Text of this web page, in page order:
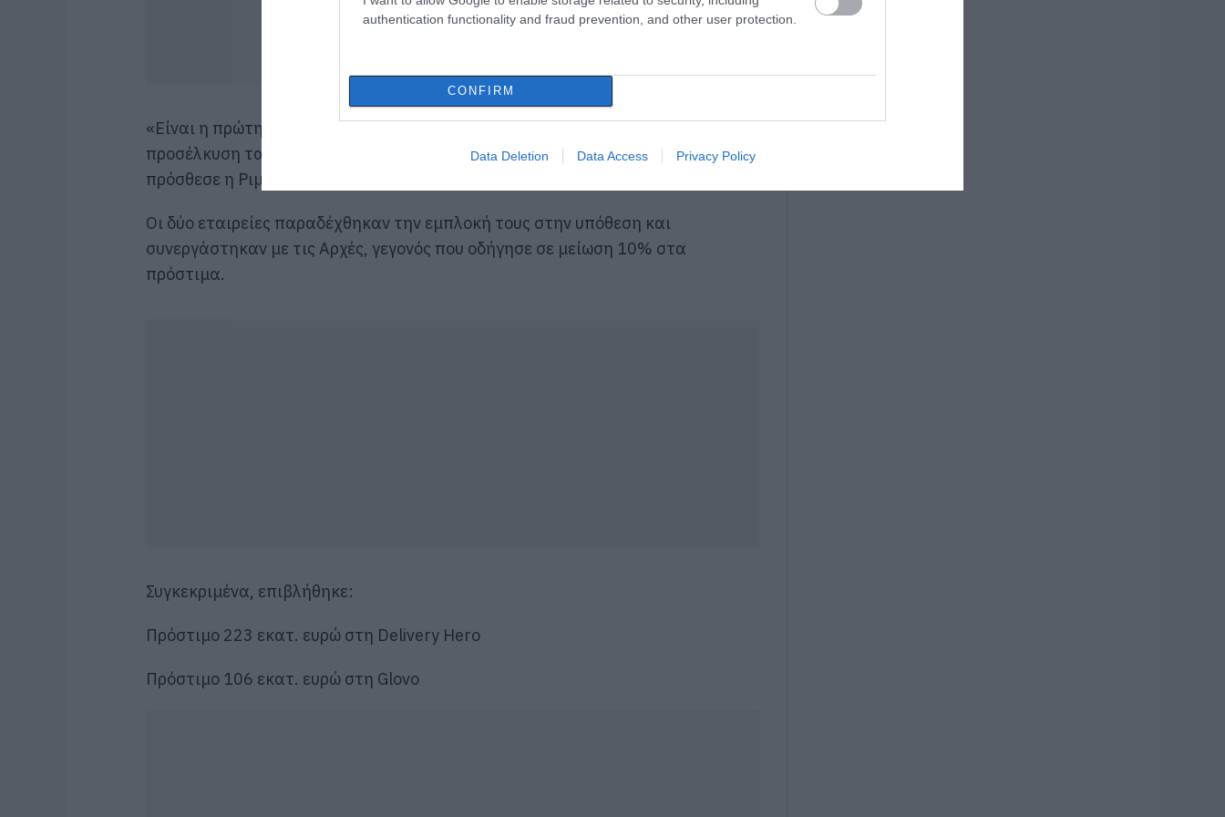
authentication functionality and fraud prevention, and other user protection.
CONFIRM
Data Deletion Data Access Privacy Policy
«Είναι η πρώτη φορά που τιμωρείται η πρακτική παύσης ανταγωνισμού για την
προσέλκυση ταλέντων, μειώνοντας τις ευκαιρίες για τους εργαζόμενους»,
πρόσθεσε η Ριμπέρα.
Οι δύο εταιρείες παραδέχθηκαν την εμπλοκή τους στην υπόθεση και
συνεργάστηκαν με τις Αρχές, γεγονός που οδήγησε σε μείωση 10% στα
πρόστιμα.
Συγκεκριμένα, επιβλήθηκε:
Πρόστιμο 223 εκατ. ευρώ στη Delivery Hero
Πρόστιμο 106 εκατ. ευρώ στη Glovo